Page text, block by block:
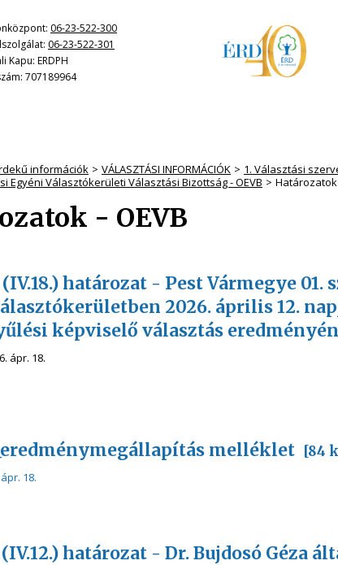
06-23-522-300
06-23-522-301
Kapu: ERDPH
707189964
információk VÁLASZTÁSI INFORMÁCIÓK
1. Választási
Egyéni Választókerületi Választási Bizottság - OEVB
Határozatok
- OEVB
határozat - Pest Vármegye 01.
2026. április 12.
képviselő választás
ápr. 18.
melléklet [84
18.
(IV.12.) határozat - Dr. Bujdosó Géza